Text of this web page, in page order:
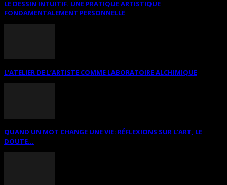
LE DESSIN INTUITIF. UNE PRATIQUE ARTISTIQUE
FONDAMENTALEMENT PERSONNELLE
L’ATELIER DE L’ARTISTE COMME LABORATOIRE ALCHIMIQUE
QUAND UN MOT CHANGE UNE VIE: RÉFLEXIONS SUR L’ART, LE
DOUTE...